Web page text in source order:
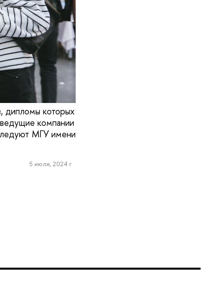
дипломы которых
компании
МГУ имени
5 июля, 2024 г.